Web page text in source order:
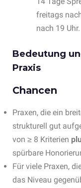
freitags
nach 19 Uhr.
Bedeutung
Praxis
Chancen
Praxen, die ein
strukturell gut
von ≥ 8 Kriterien
spürbare
Für viele Praxen,
das Niveau